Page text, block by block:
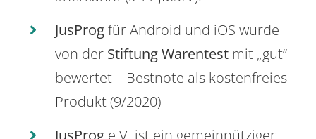
JusProgfür Android und iOS wurde
von der Stiftung Warentest mit „gut“
bewertet – Bestnote als kostenfreies
Produkt (9/2020)
JusProg e.V. ist ein gemeinnütziger